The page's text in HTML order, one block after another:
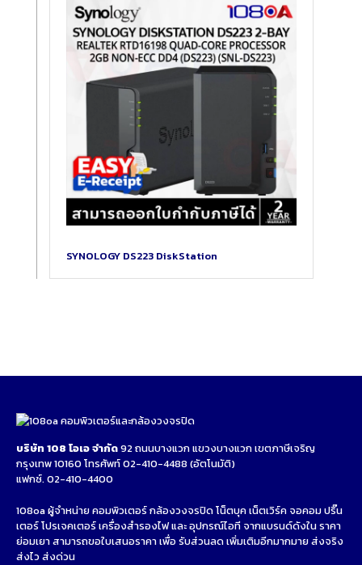
SYNOLOGY DS223 DiskStation
บริษัท 108 โอเอ จำกัด92 ถนนบางแวก แขวงบางแวก เขตภาษีเจริญ
กรุงเทพ 10160 โทรศัพท์02-410-4488 (อัตโนมัติ)
แฟกซ์. 02-410-4400
108oa ผู้จำหน่าย คอมพิวเตอร์ กล้องวงจรปิด โน็ตบุค เน็ตเวิร์ค จอคอม ปริ๊น
เตอร์ โปรเจคเตอร์ เครื่องสำรองไฟ และ อุปกรณ์ไอที จากแบรนด์ดังใน ราคา
ย่อมเยา สามารถขอใบเสนอราคา เพื่อ รับส่วนลด เพิ่มเติมอีกมากมาย ส่งจริง
ส่งไว ส่งด่วน